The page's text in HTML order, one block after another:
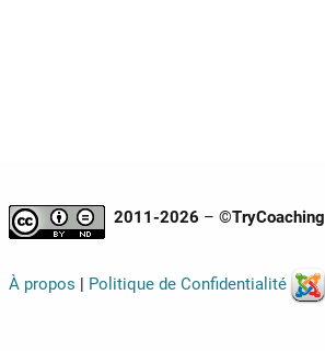
2011-2026 – ©TryCoaching
À propos | Politique de Confidentialité